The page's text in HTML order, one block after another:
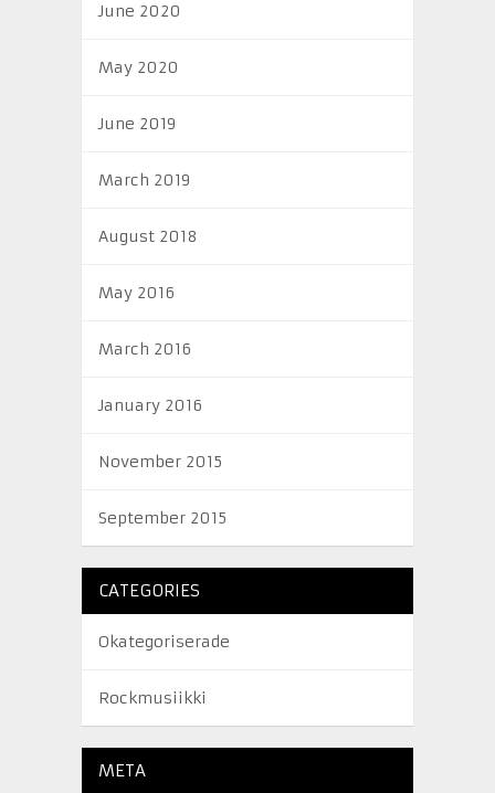
June 2020
May 2020
June 2019
March 2019
August 2018
May 2016
March 2016
January 2016
November 2015
September 2015
CATEGORIES
Okategoriserade
Rockmusiikki
META